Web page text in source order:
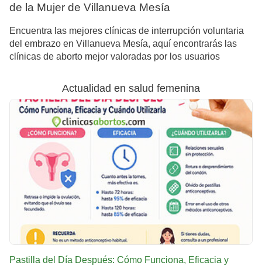
de la Mujer de Villanueva Mesía
Encuentra las mejores clínicas de interrupción voluntaria
del embrazo en Villanueva Mesía, aquí encontrarás las
clínicas de aborto mejor valoradas por los usuarios
Actualidad en salud femenina
Pastilla del Día Después: Cómo Funciona, Eficacia y